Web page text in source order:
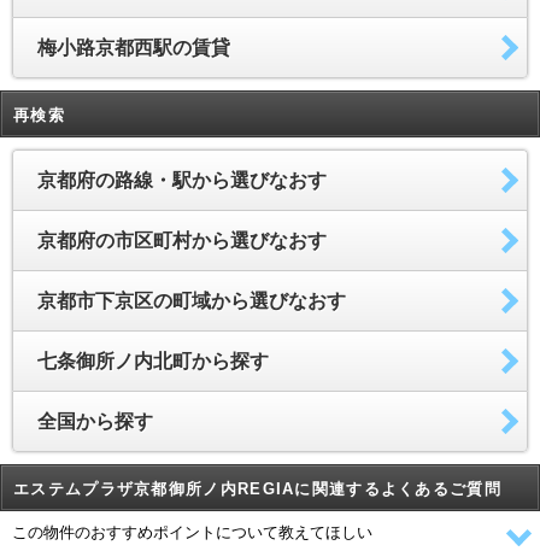
梅小路京都西駅の賃貸
再検索
京都府の路線・駅から選びなおす
京都府の市区町村から選びなおす
京都市下京区の町域から選びなおす
七条御所ノ内北町から探す
全国から探す
エステムプラザ京都御所ノ内REGIAに関連するよくあるご質問
この物件のおすすめポイントについて教えてほしい